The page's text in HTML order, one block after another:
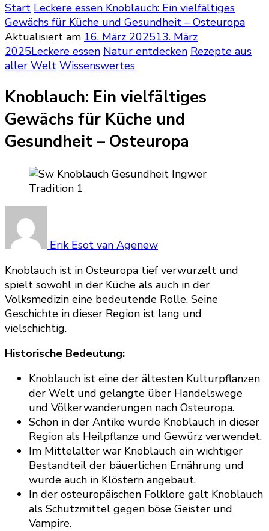
Start Leckere essen Knoblauch: Ein vielfältiges
Gewächs für Küche und Gesundheit – Osteuropa
Aktualisiert am 16. März 202513. März
2025Leckere essen Natur entdecken Rezepte aus
aller Welt Wissenswertes
Knoblauch: Ein vielfältiges
Gewächs für Küche und
Gesundheit – Osteuropa
Erik Esot van Agenew
Knoblauch ist in Osteuropa tief verwurzelt und
spielt sowohl in der Küche als auch in der
Volksmedizin eine bedeutende Rolle. Seine
Geschichte in dieser Region ist lang und
vielschichtig.
Historische Bedeutung:
Knoblauch ist eine der ältesten Kulturpflanzen
der Welt und gelangte über Handelswege
und Völkerwanderungen nach Osteuropa.
Schon in der Antike wurde Knoblauch in dieser
Region als Heilpflanze und Gewürz verwendet.
Im Mittelalter war Knoblauch ein wichtiger
Bestandteil der bäuerlichen Ernährung und
wurde auch in Klöstern angebaut.
In der osteuropäischen Folklore galt Knoblauch
als Schutzmittel gegen böse Geister und
Vampire.